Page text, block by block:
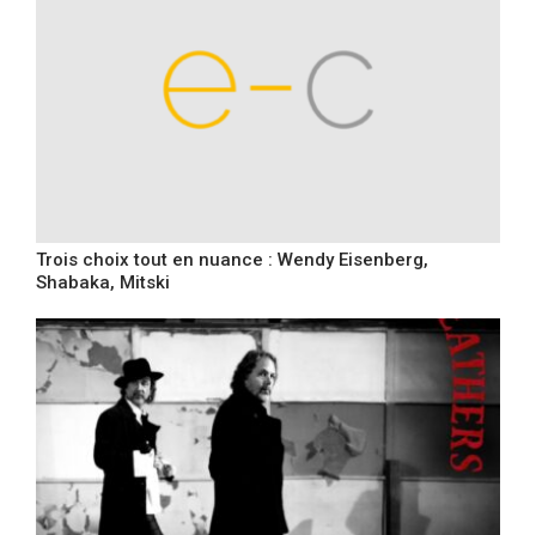
Trois choix tout en nuance : Wendy Eisenberg,
Shabaka, Mitski